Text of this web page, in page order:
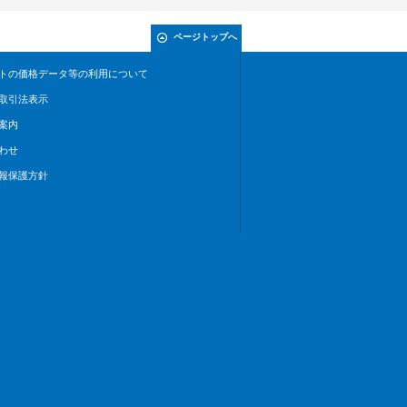
ページトップへ
の価格データ等の利用について
引法表示
内
せ
保護方針